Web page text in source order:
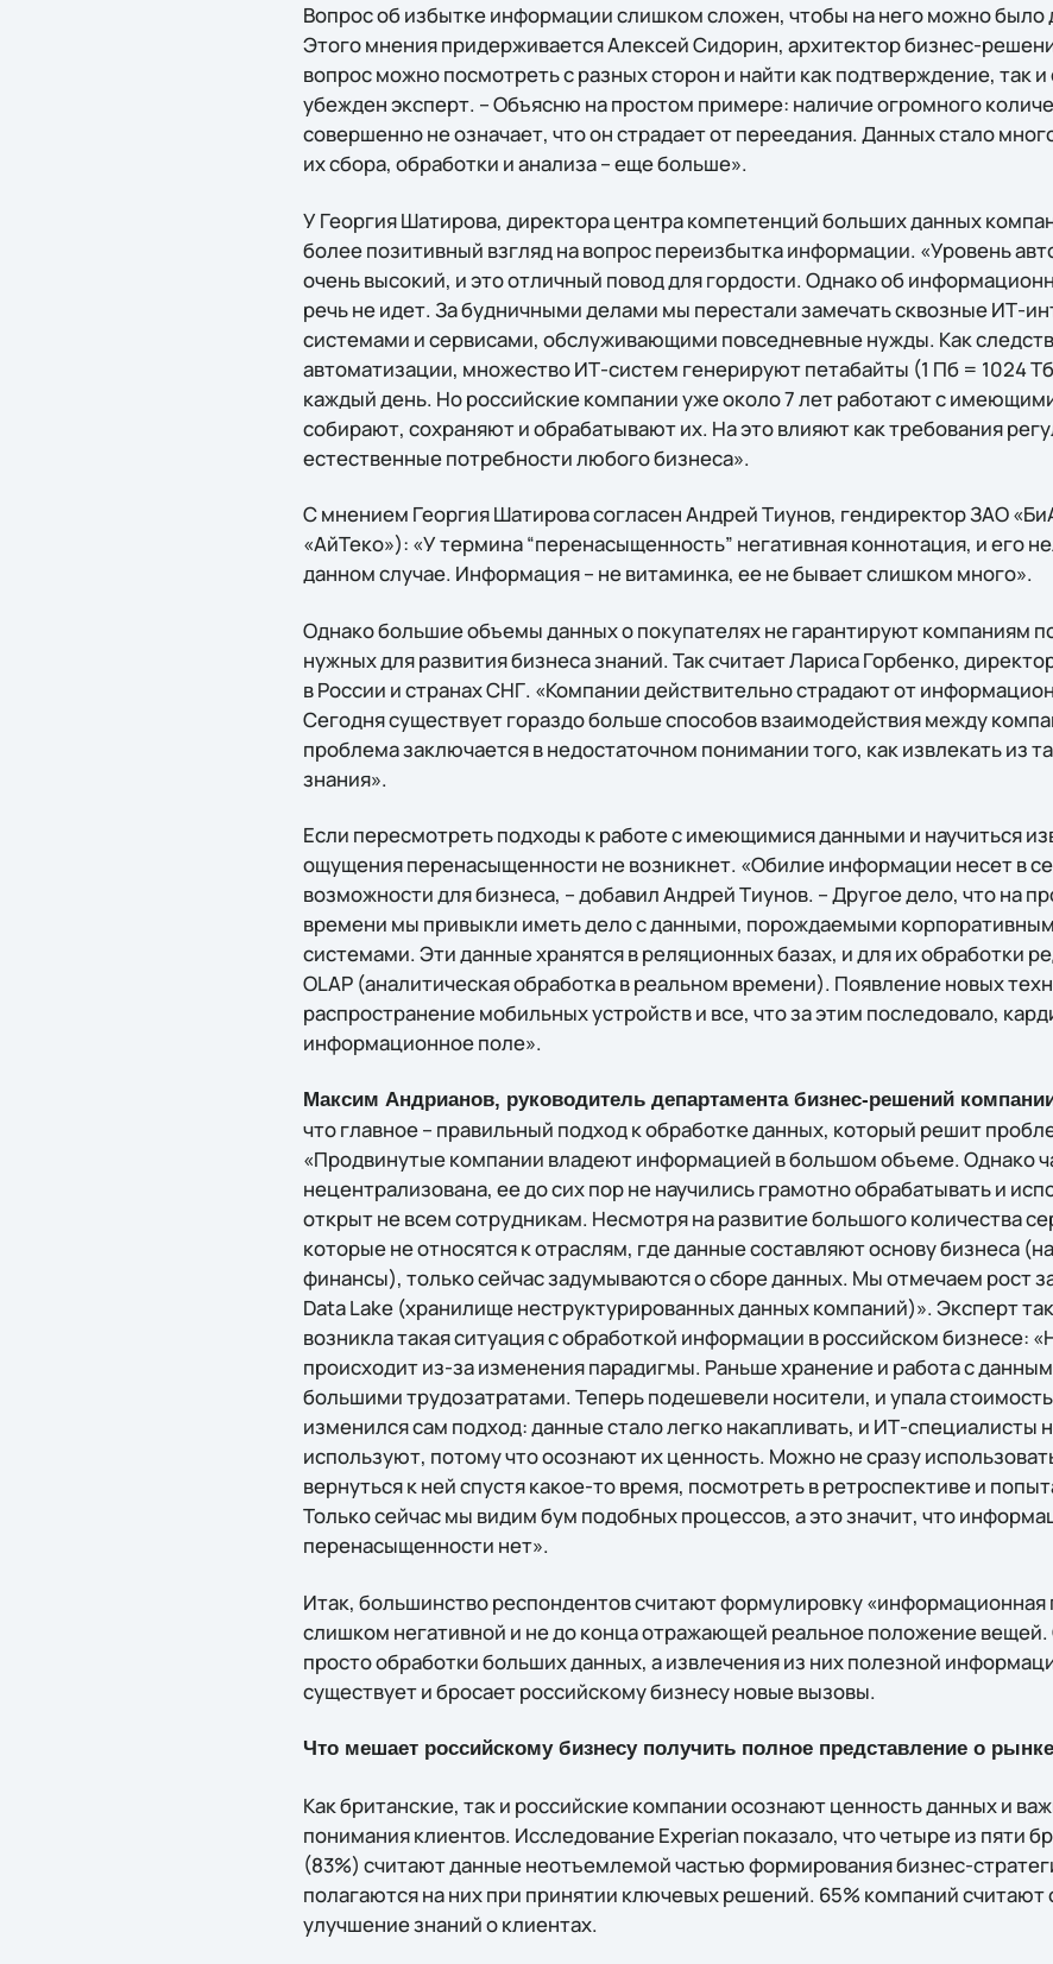
Вопрос об избытке информации слишком сложен, чтобы на него можно было
Этого мнения придерживается Алексей Сидорин, архитектор бизнес-
вопрос можно посмотреть с разных сторон и найти как подтверждение, так
убежден эксперт. – Объясню на простом примере: наличие огромного
совершенно не означает, что он страдает от переедания. Данных стало
их сбора, обработки и анализа – еще больше».
У Георгия Шатирова, директора центра компетенций больших данных
более позитивный взгляд на вопрос переизбытка информации. «Уровень
очень высокий, и это отличный повод для гордости. Однако об
речь не идет. За будничными делами мы перестали замечать сквозные ИТ-
системами и сервисами, обслуживающими повседневные нужды. Как
автоматизации, множество ИТ-систем генерируют петабайты (1 Пб = 1024
каждый день. Но российские компании уже около 7 лет работают с
собирают, сохраняют и обрабатывают их. На это влияют как требования
естественные потребности любого бизнеса».
С мнением Георгия Шатирова согласен Андрей Тиунов, гендиректор ЗАО
«АйТеко»): «У термина “перенасыщенность” негативная коннотация, и его
данном случае. Информация – не витаминка, ее не бывает слишком много».
Однако большие объемы данных о покупателях не гарантируют компаниям
нужных для развития бизнеса знаний. Так считает Лариса Горбенко,
в России и странах СНГ. «Компании действительно страдают от
Сегодня существует гораздо больше способов взаимодействия между
проблема заключается в недостаточном понимании того, как извлекать из
знания».
Если пересмотреть подходы к работе с имеющимися данными и научиться
ощущения перенасыщенности не возникнет. «Обилие информации несет в
возможности для бизнеса, – добавил Андрей Тиунов. – Другое дело, что на
времени мы привыкли иметь дело с данными, порождаемыми
системами. Эти данные хранятся в реляционных базах, и для их обработки
OLAP (аналитическая обработка в реальном времени). Появление новых
распространение мобильных устройств и все, что за этим последовало,
информационное поле».
Максим Андрианов, руководитель департамента бизнес-решений
что главное – правильный подход к обработке данных, который решит
«Продвинутые компании владеют информацией в большом объеме. Однако
нецентрализована, ее до сих пор не научились грамотно обрабатывать и
открыт не всем сотрудникам. Несмотря на развитие большого количества
которые не относятся к отраслям, где данные составляют основу бизнеса
финансы), только сейчас задумываются о сборе данных. Мы отмечаем рост
Data Lake (хранилище неструктурированных данных компаний)». Эксперт
возникла такая ситуация с обработкой информации в российском бизнесе:
происходит из-за изменения парадигмы. Раньше хранение и работа с
большими трудозатратами. Теперь подешевели носители, и упала
изменился сам подход: данные стало легко накапливать, и ИТ-специалисты
используют, потому что осознают их ценность. Можно не сразу
вернуться к ней спустя какое-то время, посмотреть в ретроспективе и
Только сейчас мы видим бум подобных процессов, а это значит, что
перенасыщенности нет».
Итак, большинство респондентов считают формулировку
слишком негативной и не до конца отражающей реальное положение
просто обработки больших данных, а извлечения из них полезной
существует и бросает российскому бизнесу новые вызовы.
Что мешает российскому бизнесу получить полное представление о
Как британские, так и российские компании осознают ценность данных и
понимания клиентов. Исследование Experian показало, что четыре из пяти
(83%) считают данные неотъемлемой частью формирования бизнес-
полагаются на них при принятии ключевых решений. 65% компаний
улучшение знаний о клиентах.